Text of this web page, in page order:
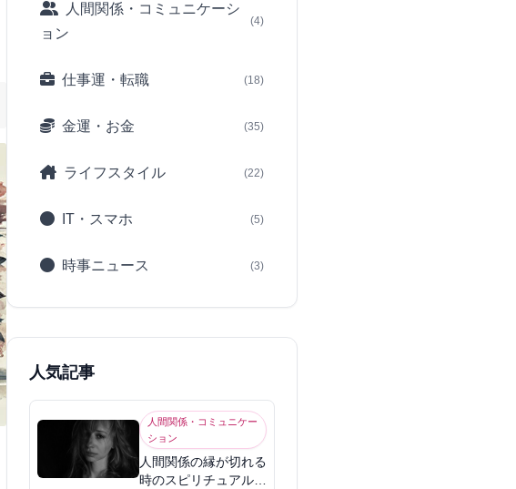
人間関係・コミュニケーシ
ョン
(4)
仕事運・転職 (18)
金運・お金 (35)
ライフスタイル (22)
IT・スマホ (5)
時事ニュース (3)
人気記事
人間関係・コミュニケー
ション
人間関係の縁が切れる
時のスピリチュアル意